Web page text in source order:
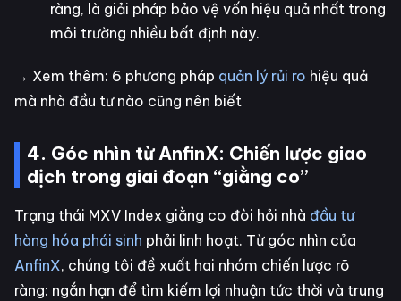
ràng, là giải pháp bảo vệ vốn hiệu quả nhất trong
môi trường nhiều bất định này.
→ Xem thêm: 6 phương pháp quản lý rủi ro hiệu quả
mà nhà đầu tư nào cũng nên biết
4. Góc nhìn từ AnfinX: Chiến lược giao
dịch trong giai đoạn “giằng co”
Trạng thái MXV Index giằng co đòi hỏi nhà đầu tư
hàng hóa phái sinh phải linh hoạt. Từ góc nhìn của
AnfinX, chúng tôi đề xuất hai nhóm chiến lược rõ
ràng: ngắn hạn để tìm kiếm lợi nhuận tức thời và trung